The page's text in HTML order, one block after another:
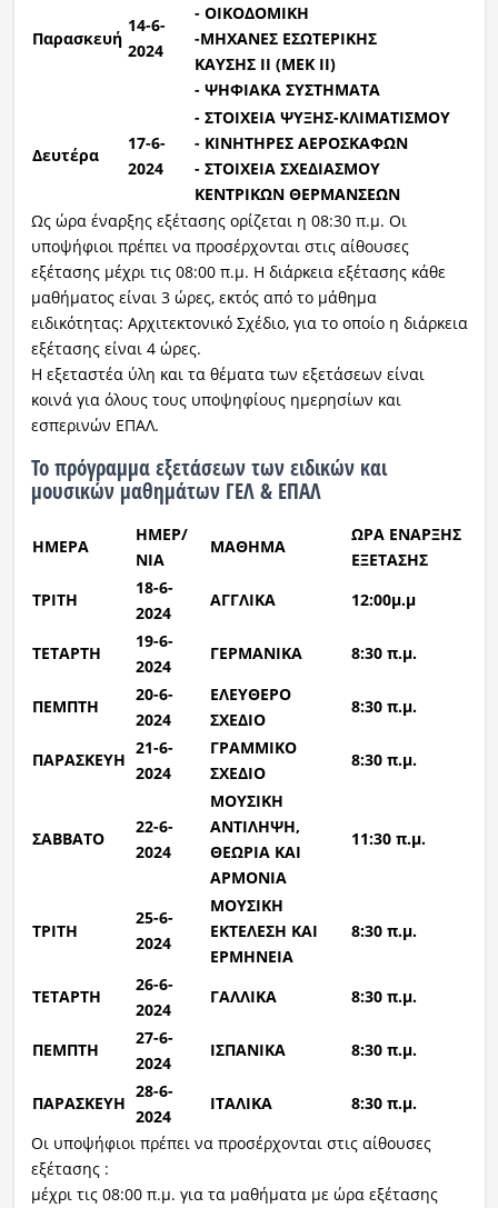
Παρασκευή
14-6-
2024
- ΟΙΚΟΔΟΜΙΚΗ
-ΜΗΧΑΝΕΣ ΕΣΩΤΕΡΙΚΗΣ
ΚΑΥΣΗΣ II (ΜΕΚ ΙΙ)
- ΨΗΦΙΑΚΑ ΣΥΣΤΗΜΑΤΑ
Δευτέρα
17-6-
2024
- ΣΤΟΙΧΕΙΑ ΨΥΞΗΣ-ΚΛΙΜΑΤΙΣΜΟΥ
- ΚΙΝΗΤΗΡΕΣ ΑΕΡΟΣΚΑΦΩΝ
- ΣΤΟΙΧΕΙΑ ΣΧΕΔΙΑΣΜΟΥ
ΚΕΝΤΡΙΚΩΝ ΘΕΡΜΑΝΣΕΩΝ
Ως ώρα έναρξης εξέτασης ορίζεται η 08:30 π.μ. Οι
υποψήφιοι πρέπει να προσέρχονται στις αίθουσες
εξέτασης μέχρι τις 08:00 π.μ. Η διάρκεια εξέτασης κάθε
μαθήματος είναι 3 ώρες, εκτός από το μάθημα
ειδικότητας: Αρχιτεκτονικό Σχέδιο, για το οποίο η διάρκεια
εξέτασης είναι 4 ώρες.
Η εξεταστέα ύλη και τα θέματα των εξετάσεων είναι
κοινά για όλους τους υποψηφίους ημερησίων και
εσπερινών ΕΠΑΛ.
Το πρόγραμμα εξετάσεων των ειδικών και
μουσικών μαθημάτων ΓΕΛ & ΕΠΑΛ
ΗΜΕΡΑ
ΗΜΕΡ/
ΝΙΑ
ΜΑΘΗΜΑ
ΩΡΑ ΕΝΑΡΞΗΣ
ΕΞΕΤΑΣΗΣ
ΤΡΙΤΗ
18-6-
2024
ΑΓΓΛΙΚΑ 12:00μ.μ
ΤΕΤΑΡΤΗ
19-6-
2024
ΓΕΡΜΑΝΙΚΑ 8:30 π.μ.
ΠΕΜΠΤΗ
20-6-
2024
ΕΛΕΥΘΕΡΟ
ΣΧΕΔΙΟ
8:30 π.μ.
ΠΑΡΑΣΚΕΥΗ
21-6-
2024
ΓΡΑΜΜΙΚΟ
ΣΧΕΔΙΟ
8:30 π.μ.
ΣΑΒΒΑΤΟ
22-6-
2024
ΜΟΥΣΙΚΗ
ΑΝΤΙΛΗΨΗ,
ΘΕΩΡΙΑ ΚΑΙ
ΑΡΜΟΝΙΑ
11:30 π.μ.
ΤΡΙΤΗ
25-6-
2024
ΜΟΥΣΙΚΗ
ΕΚΤΕΛΕΣΗ ΚΑΙ
ΕΡΜΗΝΕΙΑ
8:30 π.μ.
ΤΕΤΑΡΤΗ
26-6-
2024
ΓΑΛΛΙΚΑ 8:30 π.μ.
ΠΕΜΠΤΗ
27-6-
2024
ΙΣΠΑΝΙΚΑ 8:30 π.μ.
ΠΑΡΑΣΚΕΥΗ
28-6-
2024
ΙΤΑΛΙΚΑ
8:30 π.μ.
Οι υποψήφιοι πρέπει να προσέρχονται στις αίθουσες
εξέτασης :
μέχρι τις 08:00 π.μ. για τα μαθήματα με ώρα εξέτασης